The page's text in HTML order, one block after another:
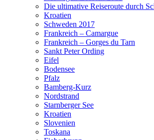
Die ultimative Reiseroute durch
Kroatien
Schweden 2017
Frankreich – Camargue
Frankreich – Gorges du Tarn
Sankt Peter Ording
Eifel
Bodensee
Pfalz
Bamberg-Kurz
Nordstrand
Starnberger See
Kroatien
Slovenien
Toskana